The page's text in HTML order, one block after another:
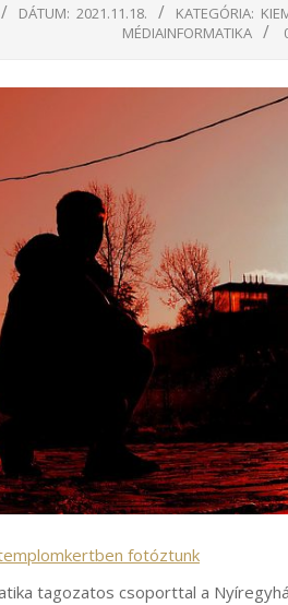
DÁTUM: 2021.11.18. KATEGÓRIA:
MÉDIAINFORMATIKA
fotóztunk
tagozatos csoporttal a